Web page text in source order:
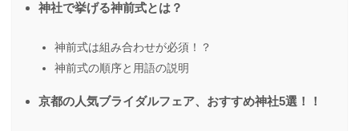
神社で挙げる神前式とは？
神前式は組み合わせが必須！？
神前式の順序と用語の説明
京都の人気ブライダルフェア、おすすめ神社5選！！